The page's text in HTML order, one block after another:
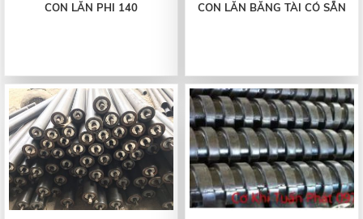
CON LĂN PHI 140 CON LĂN BĂNG TÀI CÓ SẴN